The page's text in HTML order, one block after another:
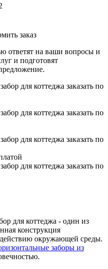
заказ
ответят на ваши вопросы и
и подготовят
для коттеджа - один из
конструкция
окружающей среды.
заборы из